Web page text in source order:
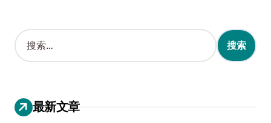
搜
索
：
最新文章